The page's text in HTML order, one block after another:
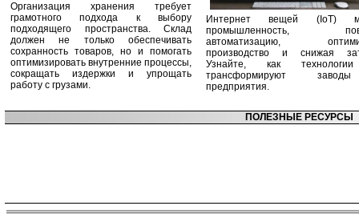
Организация хранения требует
грамотного подхода к выбору
подходящего пространства. Склад
должен не только обеспечивать
сохранность товаров, но и помогать
оптимизировать внутренние процессы,
сокращать издержки и упрощать
работу с грузами.
Интернет вещей (IoT)
промышленность,
автоматизацию,
производство и снижая
Узнайте, как
трансформируют
предприятия.
ПОЛЕЗНЫЕ РЕСУРСЫ